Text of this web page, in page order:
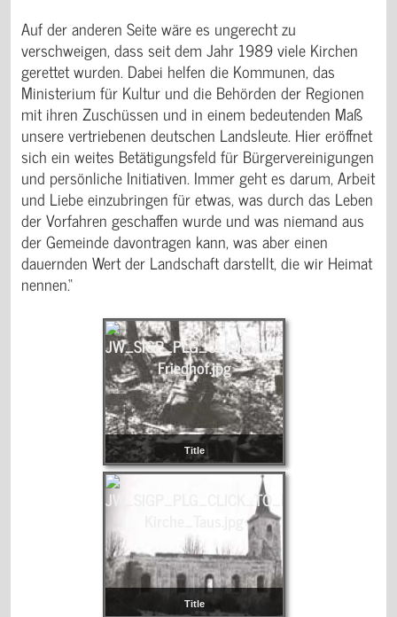
Auf der anderen Seite wäre es ungerecht zu
verschweigen, dass seit dem Jahr 1989 viele Kirchen
gerettet wurden. Dabei helfen die Kommunen, das
Ministerium für Kultur und die Behörden der Regionen
mit ihren Zuschüssen und in einem bedeutenden Maß
unsere vertriebenen deutschen Landsleute. Hier eröffnet
sich ein weites Betätigungsfeld für Bürgervereinigungen
und persönliche Initiativen. Immer geht es darum, Arbeit
und Liebe einzubringen für etwas, was durch das Leben
der Vorfahren geschaffen wurde und was niemand aus
der Gemeinde davontragen kann, was aber einen
dauernden Wert der Landschaft darstellt, die wir Heimat
nennen.“
Title
Title